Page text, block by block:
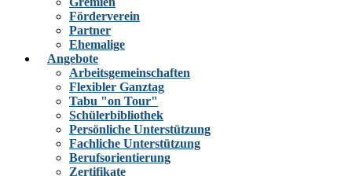
Förderverein
Partner
Ehemalige
Angebote
Arbeitsgemeinschaften
Flexibler Ganztag
Tabu "on Tour"
Schülerbibliothek
Persönliche Unterstützung
Fachliche Unterstützung
Berufsorientierung
Zertifikate